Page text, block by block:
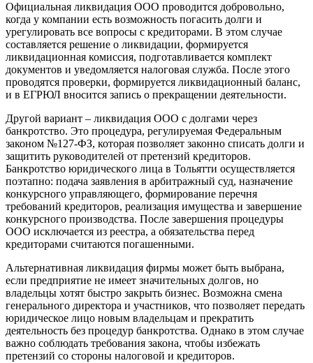
Официальная ликвидация ООО проводится добровольно,
когда у компании есть возможность погасить долги и
урегулировать все вопросы с кредиторами. В этом случае
составляется решение о ликвидации, формируется
ликвидационная комиссия, подготавливается комплект
документов и уведомляется налоговая служба. После этого
проводятся проверки, формируется ликвидационный баланс,
и в ЕГРЮЛ вносится запись о прекращении деятельности.
Другой вариант – ликвидация ООО с долгами через
банкротство. Это процедура, регулируемая Федеральным
законом №127-ФЗ, которая позволяет законно списать долги и
защитить руководителей от претензий кредиторов.
Банкротство юридического лица в Тольятти осуществляется
поэтапно: подача заявления в арбитражный суд, назначение
конкурсного управляющего, формирование перечня
требований кредиторов, реализация имущества и завершение
конкурсного производства. После завершения процедуры
ООО исключается из реестра, а обязательства перед
кредиторами считаются погашенными.
Альтернативная ликвидация фирмы может быть выбрана,
если предприятие не имеет значительных долгов, но
владельцы хотят быстро закрыть бизнес. Возможна смена
генерального директора и участников, что позволяет передать
юридическое лицо новым владельцам и прекратить
деятельность без процедур банкротства. Однако в этом случае
важно соблюдать требования закона, чтобы избежать
претензий со стороны налоговой и кредиторов.